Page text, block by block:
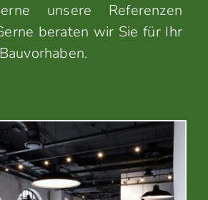
unsere Referenzen
beraten wir Sie für Ihr